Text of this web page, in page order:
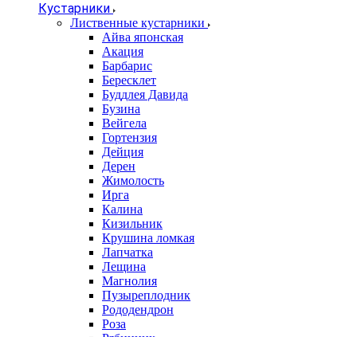
Кустарники
Лиственные кустарники
Айва японская
Акация
Барбарис
Бересклет
Буддлея Давида
Бузина
Вейгела
Гортензия
Дейция
Дерен
Жимолость
Ирга
Калина
Кизильник
Крушина ломкая
Лапчатка
Лещина
Магнолия
Пузыреплодник
Рододендрон
Роза